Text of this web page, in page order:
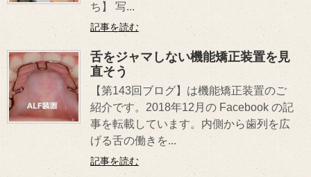
ち】 写...
記事を読む
舌をジャマしない機能矯正装置を見
直そう
【第143回ブログ】は機能矯正装置のご
紹介です。2018年12月の Facebook の記
事を転載しています。内側から歯列を広
げる舌の働きを...
記事を読む